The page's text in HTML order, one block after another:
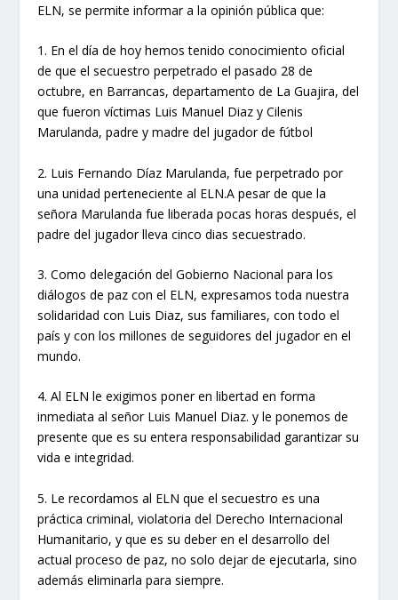
ELN, se permite informar a la opinión pública que:
1. En el día de hoy hemos tenido conocimiento oficial
de que el secuestro perpetrado el pasado 28 de
octubre, en Barrancas, departamento de La Guajira, del
que fueron víctimas Luis Manuel Diaz y Cilenis
Marulanda, padre y madre del jugador de fútbol
2. Luis Fernando Díaz Marulanda, fue perpetrado por
una unidad perteneciente al ELN.A pesar de que la
señora Marulanda fue liberada pocas horas después, el
padre del jugador lleva cinco dias secuestrado.
3. Como delegación del Gobierno Nacional para los
diálogos de paz con el ELN, expresamos toda nuestra
solidaridad con Luis Diaz, sus familiares, con todo el
país y con los millones de seguidores del jugador en el
mundo.
4. Al ELN le exigimos poner en libertad en forma
inmediata al señor Luis Manuel Diaz. y le ponemos de
presente que es su entera responsabilidad garantizar su
vida e integridad.
5. Le recordamos al ELN que el secuestro es una
práctica criminal, violatoria del Derecho Internacional
Humanitario, y que es su deber en el desarrollo del
actual proceso de paz, no solo dejar de ejecutarla, sino
además eliminarla para siempre.